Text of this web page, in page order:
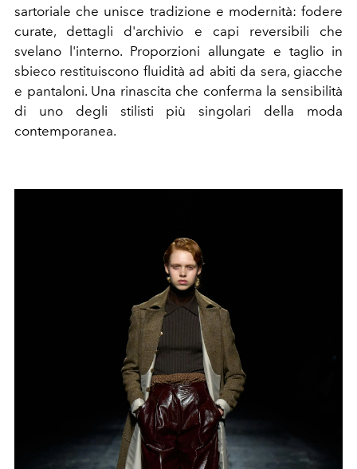
sartoriale che unisce tradizione e modernità: fodere
curate, dettagli d'archivio e capi reversibili che
svelano l'interno. Proporzioni allungate e taglio in
sbieco restituiscono fluidità ad abiti da sera, giacche
e pantaloni. Una rinascita che conferma la sensibilità
di uno degli stilisti più singolari della moda
contemporanea.